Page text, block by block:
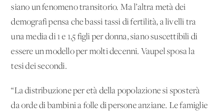
siano un fenomeno transitorio. Ma l’altra metà dei
demografi pensa che bassi tassi di fertilità, a livelli tra
una media di 1 e 1,5 figli per donna, siano suscettibili di
essere un modello per molti decenni. Vaupel sposa la
tesi dei secondi.
“La distribuzione per età della popolazione si sposterà
da orde di bambini a folle di persone anziane. Le famiglie